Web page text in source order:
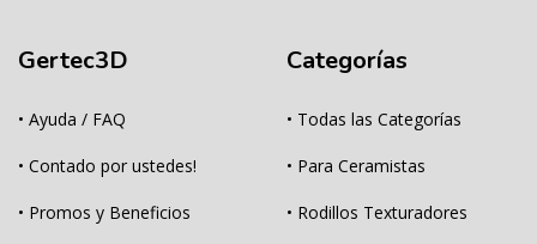
Gertec3D
• Ayuda / FAQ
• Contado por ustedes!
• Promos y Beneficios
Categorías
• Todas las Categorías
• Para Ceramistas
• Rodillos Texturadores